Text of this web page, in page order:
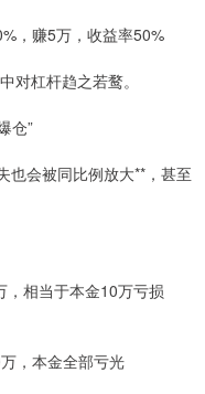
，赚5万，收益率50%
对杠杆趋之若鹜。
仓”
也会被同比例放大**，甚至
相当于本金10万亏损
，本金全部亏光